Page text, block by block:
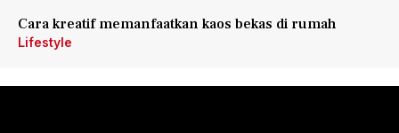
Cara kreatif memanfaatkan kaos bekas di rumah
Lifestyle